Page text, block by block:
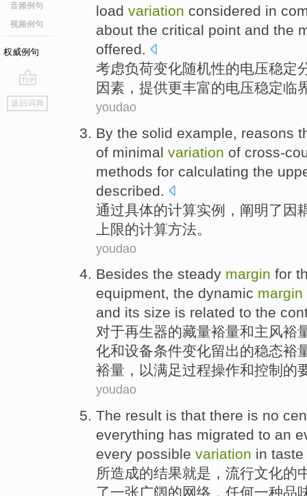
音频例句
视频例句
权威例句
go
top
返回词典
load variation considered in
about the critical point and the
offered.
考虑负荷变化随机性的电压稳定
因素 ，提供更丰富的电压稳定临
youdao
By the solid example , reasons
of minimal variation of cross-
methods for calculating the
described.
通过具体的计算实例 ， 阐明了 因
上限的计算方法。
youdao
Besides the steady margin for
equipment, the dynamic margin
and its size is related to the
对于再生器的藏量裕量和主风裕
化和设备条件变化留出的稳态裕
裕量，以满足过程操作和控制 的
youdao
The result is that there is no
everything has migrated to an
every possible variation in taste
所造成的结果就是 ， 流行文化的
了一张广阔的网络， 任何一种品